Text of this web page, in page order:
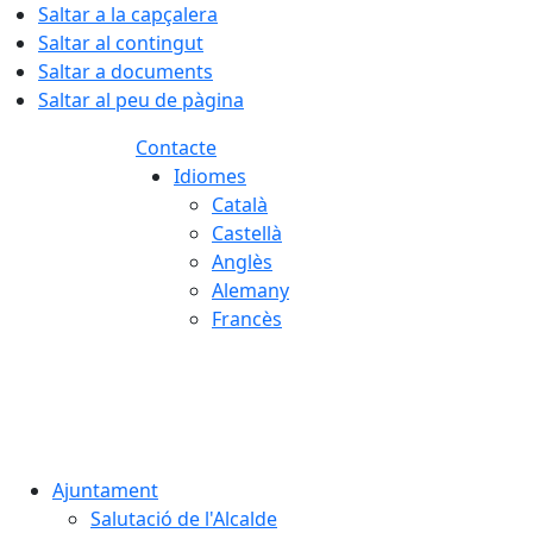
Saltar a la capçalera
Saltar al contingut
Saltar a documents
Saltar al peu de pàgina
Contacte
Idiomes
Català
Castellà
Anglès
Alemany
Francès
Ajuntament
Salutació de l'Alcalde